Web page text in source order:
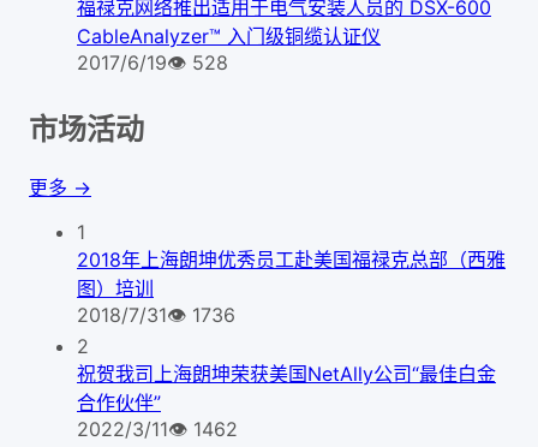
福禄克网络推出适用于电气安装人员的 DSX-600
CableAnalyzer™ 入门级铜缆认证仪
2017/6/19👁 528
市场活动
更多 →
1
2018年上海朗坤优秀员工赴美国福禄克总部（西雅
图）培训
2018/7/31👁 1736
2
祝贺我司上海朗坤荣获美国NetAlly公司“最佳白金
合作伙伴”
2022/3/11👁 1462